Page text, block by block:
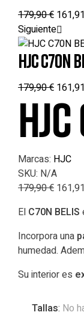
179,90€ 161,91
Siguiente
HJC C70N
179,90€ 161,91
Marcas: HJC
SKU: N/A
179,90€ 161,91
El C70N BELIS
Incorpora una
humedad.
Su interior es
Tallas: No